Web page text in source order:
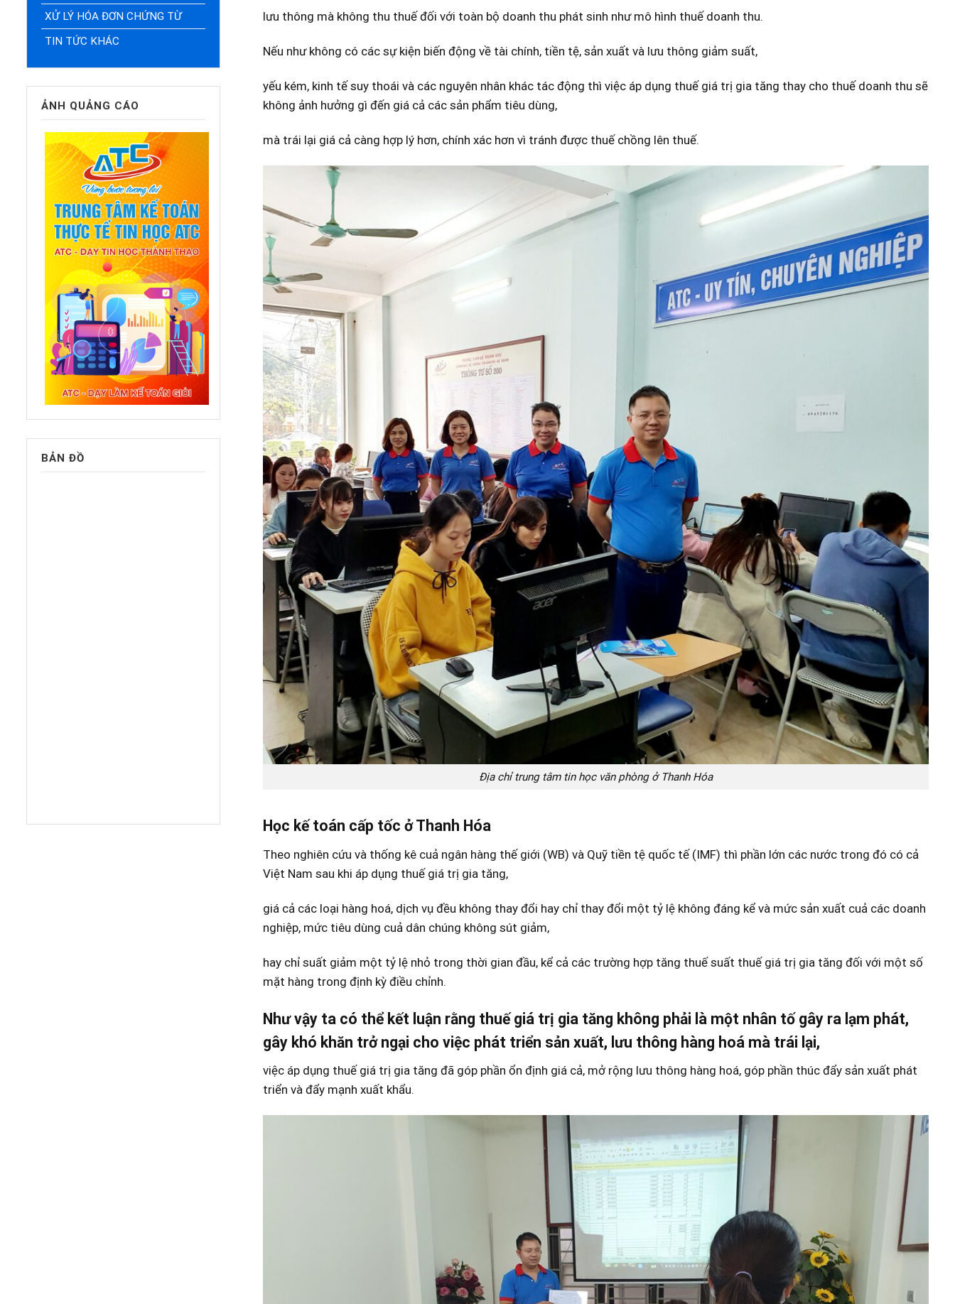
XỬ LÝ HÓA ĐƠN CHỨNG TỪ
TIN TỨC KHÁC
ẢNH QUẢNG CÁO
BẢN ĐỒ
lưu thông mà không thu thuế đối với toàn bộ doanh thu phát sinh như mô hình thuế doanh thu.
Nếu như không có các sự kiện biến động về tài chính, tiền tệ, sản xuất và lưu thông giảm suất,
yếu kém, kinh tế suy thoái và các nguyên nhân khác tác động thì việc áp dụng thuế giá trị gia tăng thay cho thuế doanh thu sẽ
không ảnh hưởng gì đến giá cả các sản phẩm tiêu dùng,
mà trái lại giá cả càng hợp lý hơn, chính xác hơn vì tránh được thuế chồng lên thuế.
Địa chỉ trung tâm tin học văn phòng ở Thanh Hóa
Học kế toán cấp tốc ở Thanh Hóa
Theo nghiên cứu và thống kê cuả ngân hàng thế giới (WB) và Quỹ tiền tệ quốc tế (IMF) thì phần lớn các nước trong đó có cả
Việt Nam sau khi áp dụng thuế giá trị gia tăng,
giá cả các loại hàng hoá, dịch vụ đều không thay đổi hay chỉ thay đổi một tỷ lệ không đáng kể và mức sản xuất cuả các doanh
nghiệp, mức tiêu dùng cuả dân chúng không sút giảm,
hay chỉ suất giảm một tỷ lệ nhỏ trong thời gian đầu, kể cả các trường hợp tăng thuế suất thuế giá trị gia tăng đối với một số
mặt hàng trong định kỳ điều chỉnh.
Như vậy ta có thể kết luận rằng thuế giá trị gia tăng không phải là một nhân tố gây ra lạm phát,
gây khó khăn trở ngại cho việc phát triển sản xuất, lưu thông hàng hoá mà trái lại,
việc áp dụng thuế giá trị gia tăng đã góp phần ổn định giá cả, mở rộng lưu thông hàng hoá, góp phần thúc đẩy sản xuất phát
triển và đẩy mạnh xuất khẩu.